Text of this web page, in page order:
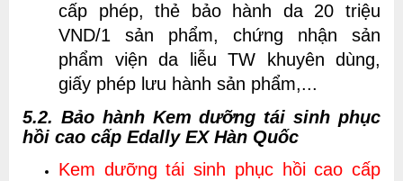
cấp phép, thẻ bảo hành da 20 triệu
VND/1 sản phẩm, chứng nhận sản
phẩm viện da liễu TW khuyên dùng,
giấy phép lưu hành sản phẩm,...
5.2. Bảo hành Kem dưỡng tái sinh phục
hồi cao cấp Edally EX Hàn Quốc
Kem dưỡng tái sinh phục hồi cao cấp